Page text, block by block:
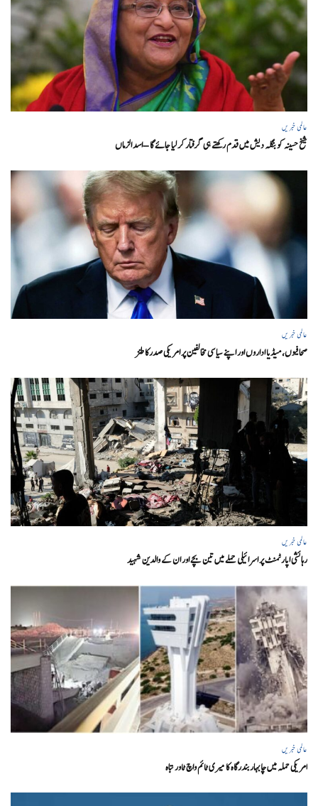
عالمی خبریں
شیخ حسینہ کو بنگلہ دیش میں قدم رکھتے ہی گرفتار کر لیا جائے گا – اسد الزماں
عالمی خبریں
صحافیوں، میڈیا اداروں اور اپنے سیاسی مخالفین پر امریکی صدرکا طنز
عالمی خبریں
رہائشی اپارٹمنٹ پر اسرائیلی حملے میں تین بچے اور ان کے والدین شہید
عالمی خبریں
امریکی حملہ میں چابہار بندرگاہ کا میری ٹائم واچ ٹاور تباہ